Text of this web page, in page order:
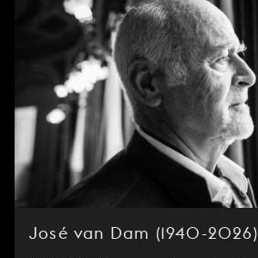
José van Dam (1940-2026)